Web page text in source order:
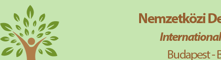
Ugrás a tartalomra